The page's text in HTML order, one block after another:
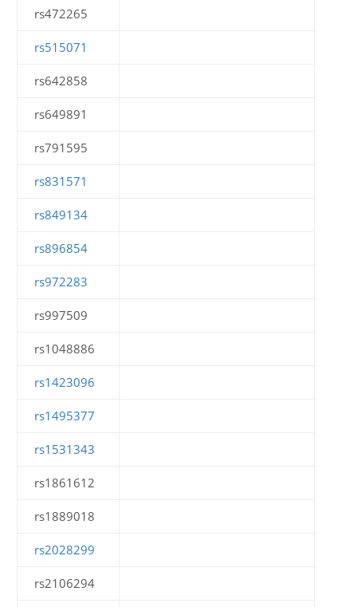
rs472265
rs515071
rs642858
rs649891
rs791595
rs831571
rs849134
rs896854
rs972283
rs997509
rs1048886
rs1423096
rs1495377
rs1531343
rs1861612
rs1889018
rs2028299
rs2106294